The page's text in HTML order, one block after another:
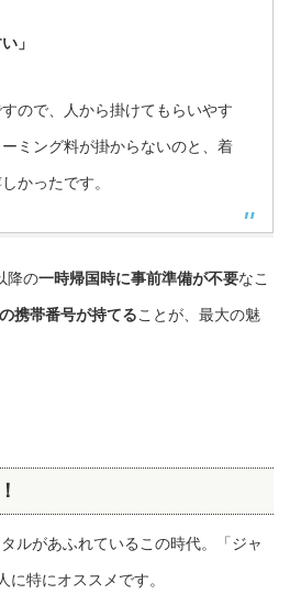
」
ので、人から掛けてもらいやす
ミング料が掛からないのと、着
かったです。
降の一時帰国時に事前準備が不要なこ
携帯番号が持てることが、最大の魅
ルがあふれているこの時代。「ジャ
特にオススメです。